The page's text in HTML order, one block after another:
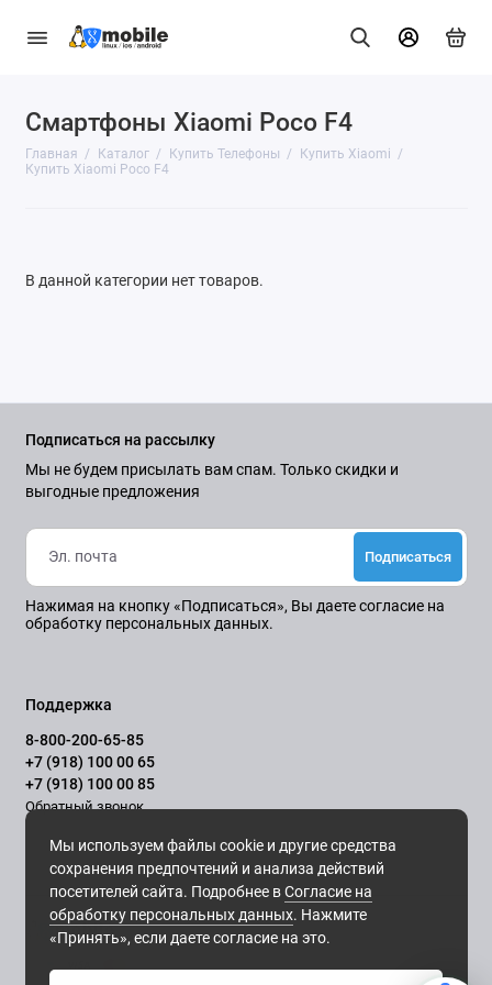
Смартфоны Xiaomi Poco F4
Главная Каталог Купить Телефоны
Купить Xiaomi
Купить Xiaomi Poco F4
GNU/Linux
Телефоны
В данной категории нет товаров.
Мы используем файлы cookie и другие средства
сохранения предпочтений и анализа действий
посетителей сайта. Подробнее вСогласие на
обработку персональных данных. Нажмите
«Принять», если даете согласие на это.
Подписаться на рассылку
Мы не будем присылать вам спам. Только скидки и
выгодные предложения
Подписаться
Нажимая на кнопку «Подписаться», Вы даетесогласие на
обработку персональных данных.
Поддержка
8-800-200-65-85
+7 (918) 100 00 65
+7 (918) 100 00 85
Обратный звонок
Ежедневно, с 10.00 до 21.00